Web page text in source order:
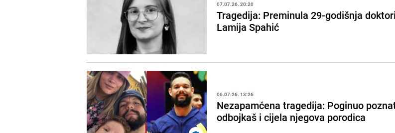
07.07.26. 20:20
Tragedija: Preminula 29-godišnja
Lamija Spahić
06.07.26. 13:26
Nezapamćena tragedija: Poginuo
odbojkaš i cijela njegova porodica